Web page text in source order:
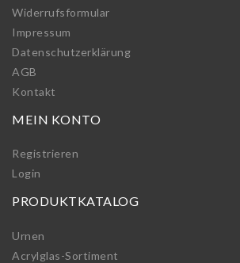
Widerrufs­formular
Impressum
Daten­schutz­erklärung
AGB
Kontakt
MEIN KONTO
Registrieren
Login
PRODUKTKATALOG
Urnen
Acrylglas-Sortiment